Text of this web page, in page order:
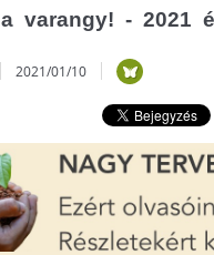
varangy! - 2021
2021/01/10